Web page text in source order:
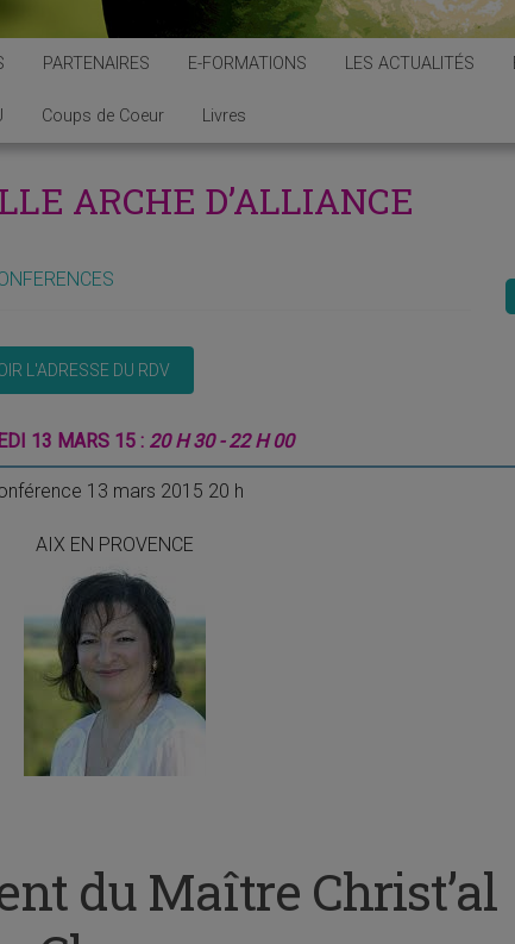
PARTENAIRES E-FORMATIONS LES ACTUALITÉS
Coups de Coeur Livres
ARCHE D’ALLIANCE
13 MARS 15 : 20 H 30 - 22 H 00
13 mars 2015 20 h
AIX EN PROVENCE
du Maître Christ’al